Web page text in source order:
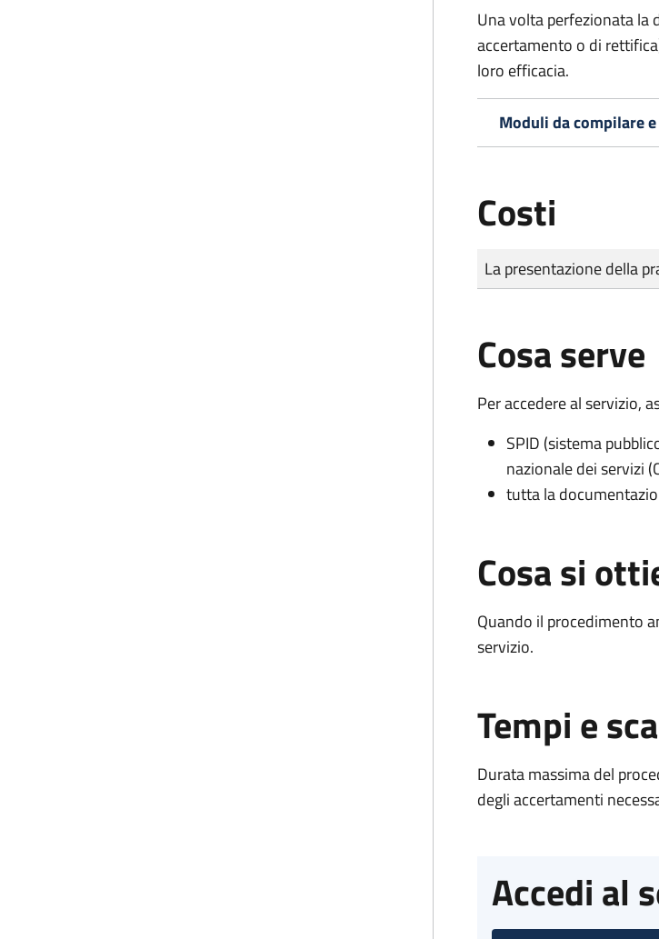
Una volta perfezionata la
accertamento o di
loro efficacia.
Moduli da compilare
Costi
Tipo di pagamento
Importo
La presentazione della
Cosa serve
Per accedere al servizio,
SPID (sistema
nazionale dei servizi
tutta la
Cosa si
Quando il procedimento
servizio.
Tempi e
Durata massima del
degli accertamenti
Accedi al